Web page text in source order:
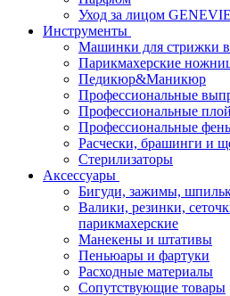
Уход за лицом GENEVIE
Инструменты
Машинки для стрижки
Парикмахерские
Педикюр&Маникюр
Профессиональные
Профессиональные
Профессиональные
Расчески, брашинги и
Стерилизаторы
Аксессуары
Бигуди, зажимы,
Валики, резинки,
парикмахерские
Манекены и штативы
Пеньюары и фартуки
Расходные материалы
Сопутствующие товары